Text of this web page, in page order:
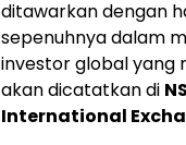
ditawarkan dengan
sepenuhnya dalam
investor global yang
akan dicatatkan di
International